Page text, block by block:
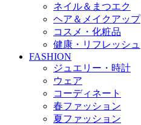
ネイル＆まつエク
ヘア＆メイクアップ
コスメ・化粧品
健康・リフレッシュ
FASHION
ジュエリー・時計
ウェア
コーディネート
春ファッション
夏ファッション